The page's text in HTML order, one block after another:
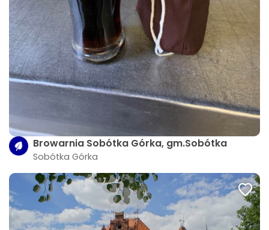
Browarnia Sobótka Górka, gm.Sobótka
Sobótka Górka